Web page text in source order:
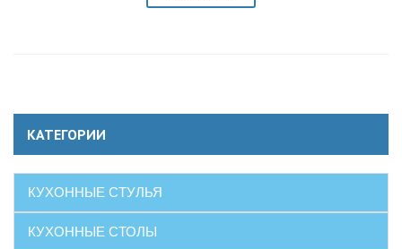
КАТЕГОРИИ
КУХОННЫЕ СТУЛЬЯ
КУХОННЫЕ СТОЛЫ